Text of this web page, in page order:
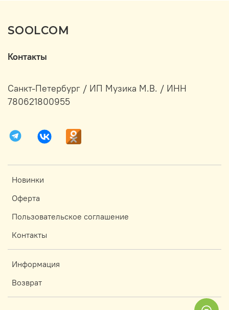
SOOLCOM
Новинки
Оферта
Пользовательское соглашение
Контакты
Информация
Возврат
Контакты
Санкт-Петербург / ИП Музика М.В. / ИНН
780621800955